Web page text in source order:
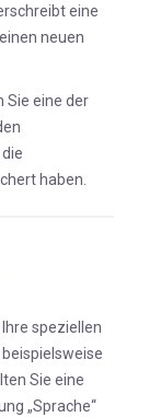
eine
neuen
Sie eine der
haben.
speziellen
Sie eine
„Sprache“